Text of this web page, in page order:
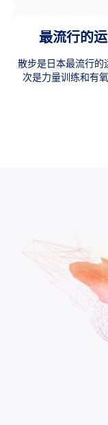
最流行的
散步是日本最流行的
次是力量训练和有氧